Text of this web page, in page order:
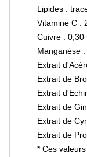
Lipides :
Vitamine C :
Cuivre : 0,30
Manganèse
Extrait
Extrait de
Extrait
Extrait de
Extrait de
Extrait de
* Ces